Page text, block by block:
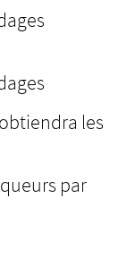
les
par